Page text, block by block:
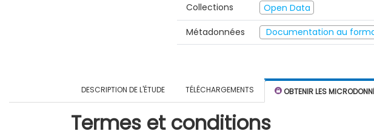
Collections
Open Data
Métadonnées
Documentation au
DESCRIPTION DE L'ÉTUDE TÉLÉCHARGEMENTS OBTENIR LES
Termes et conditions